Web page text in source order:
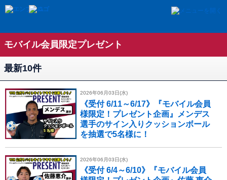
モバイル会員限定プレゼント
最新10件
2026年06月03日(水)
《受付 6/11～6/17》『モバイル会員
様限定！プレゼント企画』メンデス
選手のサイン入りクッションボール
を抽選で5名様に！
2026年06月03日(水)
《受付 6/4～6/10》『モバイル会員